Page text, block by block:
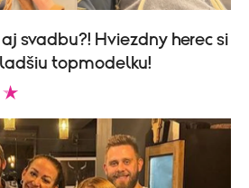
svadbu?! Hviezdny herec si
topmodelku!